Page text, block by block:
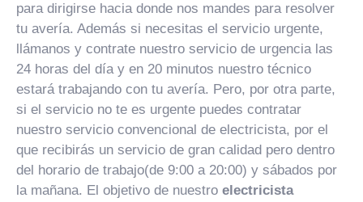
para dirigirse hacia donde nos mandes para resolver
tu avería. Además si necesitas el servicio urgente,
llámanos y contrate nuestro servicio de urgencia las
24 horas del día y en 20 minutos nuestro técnico
estará trabajando con tu avería. Pero, por otra parte,
si el servicio no te es urgente puedes contratar
nuestro servicio convencional de electricista, por el
que recibirás un servicio de gran calidad pero dentro
del horario de trabajo(de 9:00 a 20:00) y sábados por
la mañana. El objetivo de nuestro electricista